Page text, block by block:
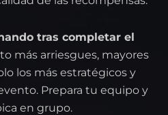
tras completar el
más arriesgues, mayores
los más estratégicos y
Prepara tu equipo y
en grupo.